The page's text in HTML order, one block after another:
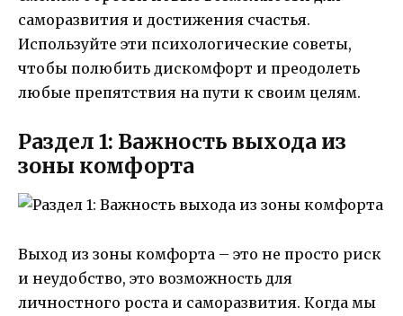
саморазвития и достижения счастья.
Используйте эти психологические советы,
чтобы полюбить дискомфорт и преодолеть
любые препятствия на пути к своим целям.
Раздел 1: Важность выхода из
зоны комфорта
Выход из зоны комфорта – это не просто риск
и неудобство, это возможность для
личностного роста и саморазвития. Когда мы